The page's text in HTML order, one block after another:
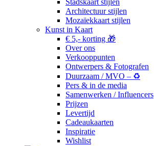
Stadskaart stijlen
Architectuur stijlen
Mozaïekkaart stijlen
Kunst in Kaart
€ 5,- korting 🎁
Over ons
Verkooppunten
Ontwerpers & Fotografen
Duurzaam / MVO – ♻️
Pers & in de media
Samenwerken / Influencers
Prijzen
Levertijd
Cadeaukaarten
Inspiratie
Wishlist